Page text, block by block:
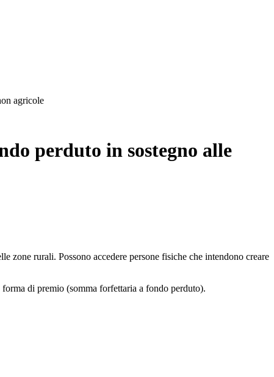
agricole
perduto in sostegno alle
rurali. Possono accedere persone fisiche che intendono creare
di premio (somma forfettaria a fondo perduto).